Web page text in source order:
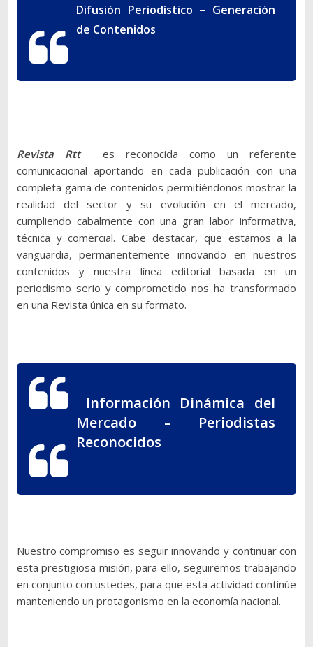
Difusión Periodístico – Generación
de Contenidos
Revista Rttes reconocida como un referente
comunicacional aportando en cada publicación con una
completa gama de contenidos permitiéndonos mostrar la
realidad del sector y su evolución en el mercado,
cumpliendo cabalmente con una gran labor informativa,
técnica y comercial. Cabe destacar, que estamos a la
vanguardia, permanentemente innovando en nuestros
contenidos y nuestra línea editorial basada en un
periodismo serio y comprometido nos ha transformado
en una Revista única en su formato.
Información Dinámica del
Mercado – Periodistas
Reconocidos
Nuestro compromiso es seguir innovando y continuar con
esta prestigiosa misión, para ello, seguiremos trabajando
en conjunto con ustedes, para que esta actividad continúe
manteniendo un protagonismo en la economía nacional.